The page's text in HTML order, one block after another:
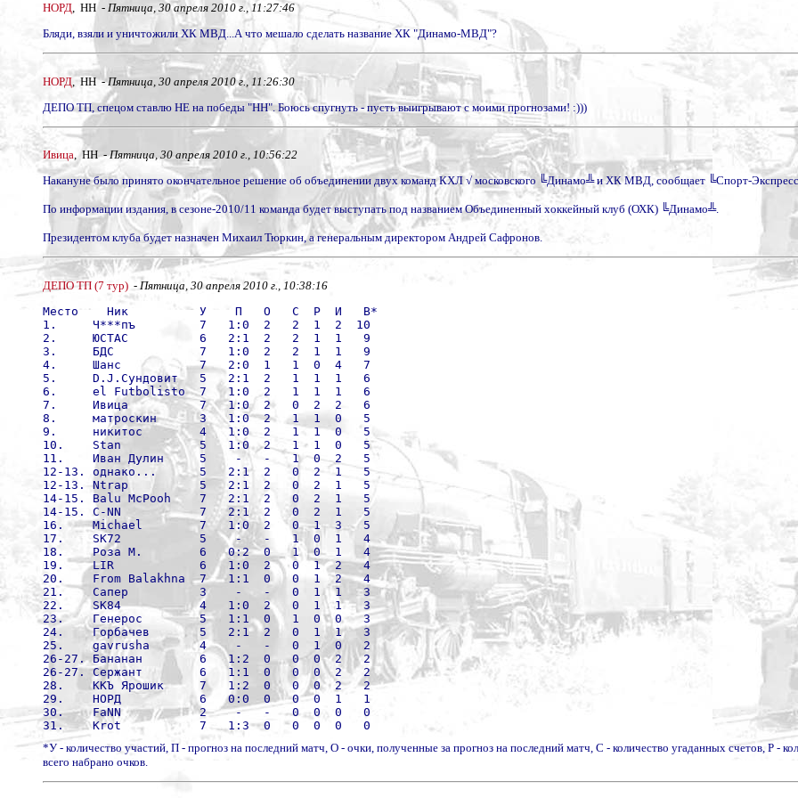
НОРД, НН - Пятница, 30 апреля 2010 г., 11:27:46
Бляди, взяли и уничтожили ХК МВД...А что мешало сделать название ХК "Динамо-МВД"?
НОРД , НН -Пятница, 30 апреля 2010 г., 11:26:30
ДЕПО ТП, спецом ставлю НЕ на победы "НН". Боюсь спугнуть - пусть выигрывают с моими прогнозами! :)))
Ивица, НН -Пятница, 30 апреля 2010 г., 10:56:22
Накануне было принято окончательное решение об объединении двух команд КХЛ √ московского ╚Динамо╩ и ХК МВД, сообщает ╚Спорт-
По информации издания, в сезоне-2010/11 команда будет выступать под названием Объединенный хоккейный клуб (ОХК) ╚Динамо╩.
Президентом клуба будет назначен Михаил Тюркин, а генеральным директором Андрей Сафронов.
ДЕПО ТП (7 тур) - Пятница, 30 апреля 2010 г., 10:38:16
Место    Ник          У    П   О   С  Р  И   В*
1.     Ч***пъ         7   1:0  2   2  1  2  10
2.     ЮСТАС          6   2:1  2   2  1  1   9
3.     БДС            7   1:0  2   2  1  1   9
4.     Шанс           7   2:0  1   1  0  4   7
5.     D.J.Сундовит   5   2:1  2   1  1  1   6
6.     el Futbolisto  7   1:0  2   1  1  1   6
7.     Ивица          7   1:0  2   0  2  2   6
8.     матроскин      3   1:0  2   1  1  0   5
9.     никитос        4   1:0  2   1  1  0   5
10.    Stan           5   1:0  2   1  1  0   5
11.    Иван Дулин     5    -   -   1  0  2   5
12-13. однако...      5   2:1  2   0  2  1   5
12-13. Ntrap          5   2:1  2   0  2  1   5
14-15. Balu McPooh    7   2:1  2   0  2  1   5
14-15. C-NN           7   2:1  2   0  2  1   5
16.    Michael        7   1:0  2   0  1  3   5
17.    SK72           5    -   -   1  0  1   4
18.    Роза М.        6   0:2  0   1  0  1   4
19.    LIR            6   1:0  2   0  1  2   4
20.    From Balakhna  7   1:1  0   0  1  2   4
21.    Сапер          3    -   -   0  1  1   3
22.    SK84           4   1:0  2   0  1  1   3
23.    Генерос        5   1:1  0   1  0  0   3
24.    Горбачев       5   2:1  2   0  1  1   3
25.    gavrusha       4    -   -   0  1  0   2
26-27. Бананан        6   1:2  0   0  0  2   2
26-27. Сержант        6   1:1  0   0  0  2   2
28.    ККЪ Ярошик     7   1:2  0   0  0  2   2
29.    НОРД           6   0:0  0   0  0  1   1
30.    FaNN           2    -   -   0  0  0   0
31.    Krot           7   1:3  0   0  0  0   0
*У - количество участий, П - прогноз на последний матч, О - очки, полученные за прогноз на последний матч, С - количество угаданных счетов, Р -
всего набрано очков.